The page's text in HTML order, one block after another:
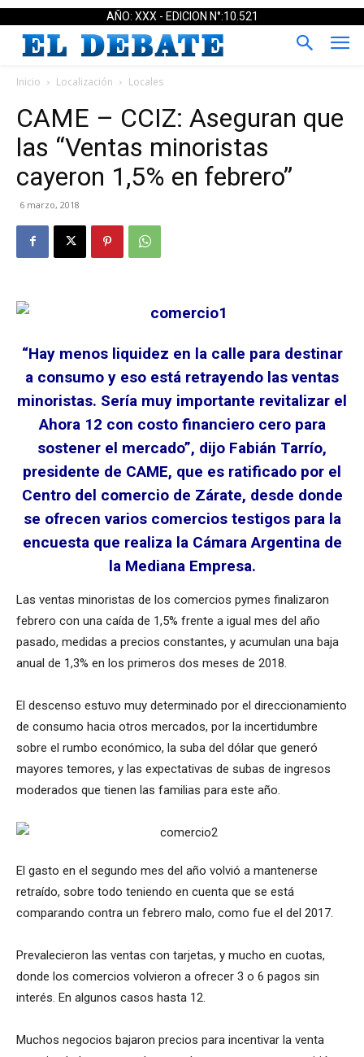
AÑO: XXX - EDICION N°:10.521
Inicio Localización Locales
CAME – CCIZ: Aseguran que
las “Ventas minoristas
cayeron 1,5% en febrero”
6 marzo, 2018
“Hay menos liquidez en la calle para destinar
a consumo y eso está retrayendo las ventas
minoristas. Sería muy importante revitalizar el
Ahora 12 con costo financiero cero para
sostener el mercado”, dijo Fabián Tarrío,
presidente de CAME, que es ratificado por el
Centro del comercio de Zárate, desde donde
se ofrecen varios comercios testigos para la
encuesta que realiza la Cámara Argentina de
la Mediana Empresa.
Las ventas minoristas de los comercios pymes finalizaron
febrero con una caída de 1,5% frente a igual mes del año
pasado, medidas a precios constantes, y acumulan una baja
anual de 1,3% en los primeros dos meses de 2018.
El descenso estuvo muy determinado por el direccionamiento
de consumo hacia otros mercados, por la incertidumbre
sobre el rumbo económico, la suba del dólar que generó
mayores temores, y las expectativas de subas de ingresos
moderados que tienen las familias para este año.
El gasto en el segundo mes del año volvió a mantenerse
retraído, sobre todo teniendo en cuenta que se está
comparando contra un febrero malo, como fue el del 2017.
Prevalecieron las ventas con tarjetas, y mucho en cuotas,
donde los comercios volvieron a ofrecer 3 o 6 pagos sin
interés. En algunos casos hasta 12.
Muchos negocios bajaron precios para incentivar la venta